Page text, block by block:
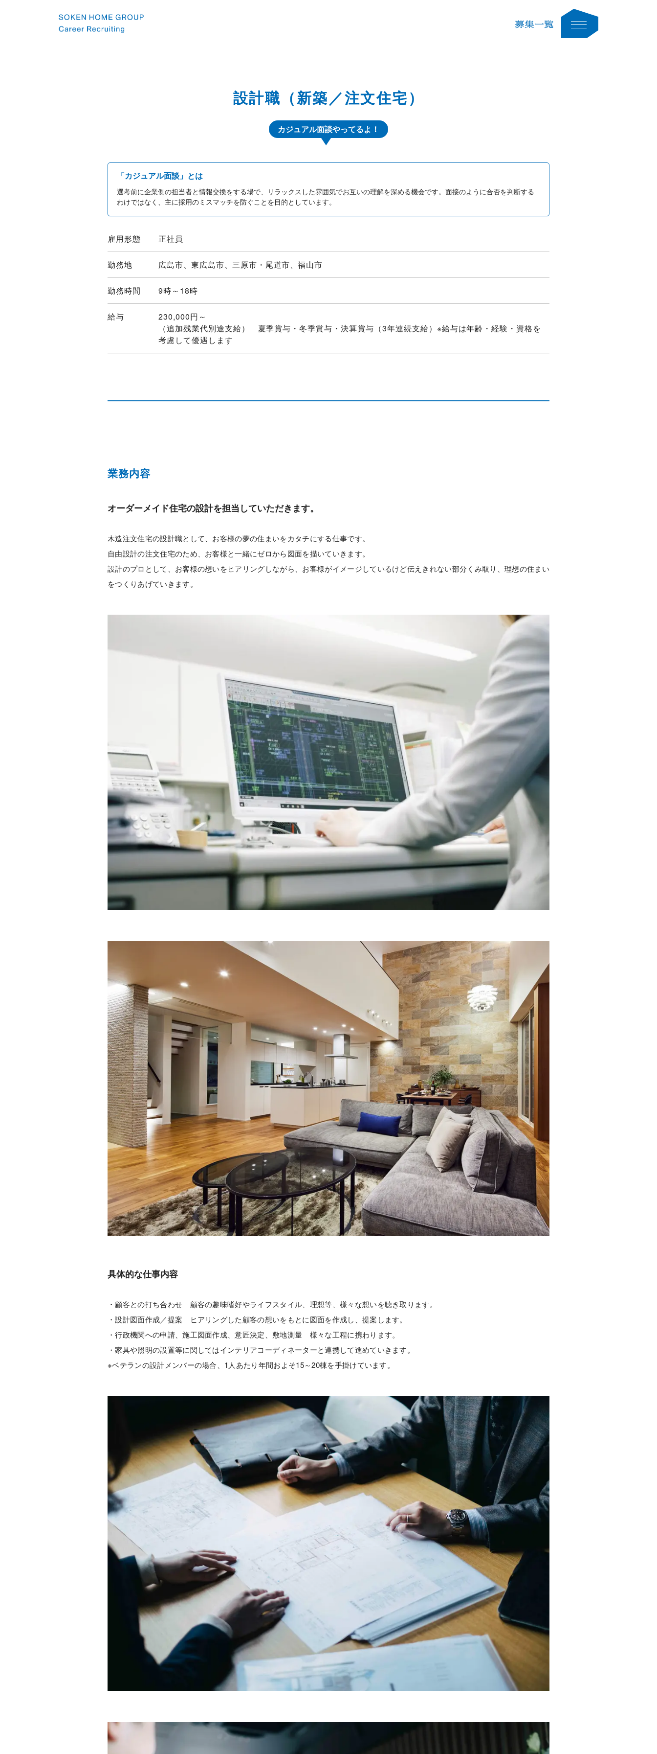
設計職（新築／注文住宅）
カジュアル面談やってるよ！
「カジュアル面談」とは
選考前に企業側の担当者と情報交換をする場で、リラックスした雰囲気でお互いの理解を深める機会です。面接のように合否を判断する
わけではなく、主に採用のミスマッチを防ぐことを目的としています。
雇用形態 正社員
勤務地 広島市 東広島市 三原市・尾道市 福山市
勤務時間 9時～18時
給与
230,000円～
（追加残業代別途支給） 夏季賞与・冬季賞与・決算賞与（3年連続支給）※給与は年齢・経験・資格を
考慮して優遇します
業務内容
オーダーメイド住宅の設計を担当していただきます。
木造注文住宅の設計職として、お客様の夢の住まいをカタチにする仕事です。
自由設計の注文住宅のため、お客様と一緒にゼロから図面を描いていきます。
設計のプロとして、お客様の想いをヒアリングしながら、お客様がイメージしているけど伝えきれない部分くみ取り、理想の住まい
をつくりあげていきます。
具体的な仕事内容
・顧客との打ち合わせ 顧客の趣味嗜好やライフスタイル、理想等、様々な想いを聴き取ります。
・設計図面作成／提案
ヒアリングした顧客の想いをもとに図面を作成し、提案します。
・行政機関への申請、施工図面作成、意匠決定、敷地測量 様々な工程に携わります。
・家具や照明の設置等に関してはインテリアコーディネーターと連携して進めていきます。
※ベテランの設計メンバーの場合、1人あたり年間およそ15～20棟を手掛けています。